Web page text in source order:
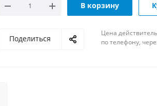
В корзину
Поделиться
Цена
по телефону,